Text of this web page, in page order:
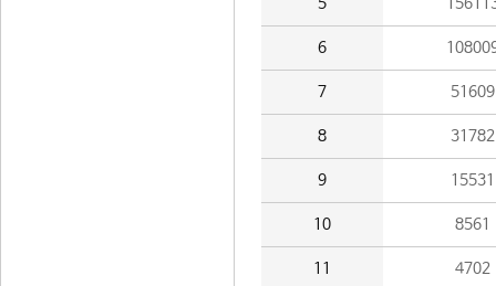
6
7 51609
8 31782
9 15531
10 8561
11 4702